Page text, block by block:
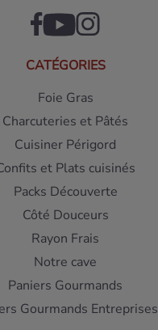
CATÉGORIES
Foie Gras
Charcuteries et Pâtés
Cuisiner Périgord
et Plats cuisinés
Packs Découverte
Côté Douceurs
Rayon Frais
Notre cave
Paniers Gourmands
Gourmands Entreprises